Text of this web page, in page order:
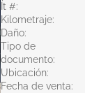
Ít #:
Kilometraje:
Daño:
Tipo de
documento:
Ubicación:
Fecha de venta: